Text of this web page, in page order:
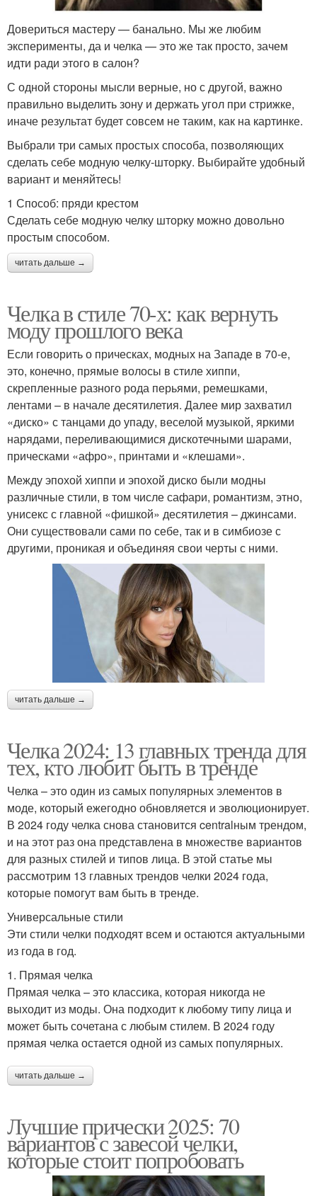
Довериться мастеру — банально. Мы же любим
эксперименты, да и челка — это же так просто, зачем
идти ради этого в салон?
С одной стороны мысли верные, но с другой, важно
правильно выделить зону и держать угол при стрижке,
иначе результат будет совсем не таким, как на картинке.
Выбрали три самых простых способа, позволяющих
сделать себе модную челку-шторку. Выбирайте удобный
вариант и меняйтесь!
1 Способ: пряди крестом
Сделать себе модную челку шторку можно довольно
простым способом.
читать дальше →
Челка в стиле 70-х: как вернуть
моду прошлого века
Если говорить о прическах, модных на Западе в 70-е,
это, конечно, прямые волосы в стиле хиппи,
скрепленные разного рода перьями, ремешками,
лентами – в начале десятилетия. Далее мир захватил
«диско» с танцами до упаду, веселой музыкой, яркими
нарядами, переливающимися дискотечными шарами,
прическами «афро», принтами и «клешами».
Между эпохой хиппи и эпохой диско были модны
различные стили, в том числе сафари, романтизм, этно,
унисекс с главной «фишкой» десятилетия – джинсами.
Они существовали сами по себе, так и в симбиозе с
другими, проникая и объединяя свои черты с ними.
читать дальше →
Челка 2024: 13 главных тренда для
тех, кто любит быть в тренде
Челка – это один из самых популярных элементов в
моде, который ежегодно обновляется и эволюционирует.
В 2024 году челка снова становится centralным трендом,
и на этот раз она представлена в множестве вариантов
для разных стилей и типов лица. В этой статье мы
рассмотрим 13 главных трендов челки 2024 года,
которые помогут вам быть в тренде.
Универсальные стили
Эти стили челки подходят всем и остаются актуальными
из года в год.
1. Прямая челка
Прямая челка – это классика, которая никогда не
выходит из моды. Она подходит к любому типу лица и
может быть сочетана с любым стилем. В 2024 году
прямая челка остается одной из самых популярных.
читать дальше →
Лучшие прически 2025: 70
вариантов с завесой челки,
которые стоит попробовать